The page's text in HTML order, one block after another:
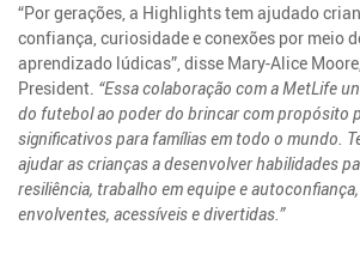
“Por gerações, a Highlights tem ajudado
confiança, curiosidade e conexões por meio
aprendizado lúdicas”, disse Mary-Alice
President. “Essa colaboração com a MetLife
do futebol ao poder do brincar com propósito
significativos para famílias em todo o mundo.
ajudar as crianças a desenvolver habilidades
resiliência, trabalho em equipe e
envolventes, acessíveis e divertidas.”